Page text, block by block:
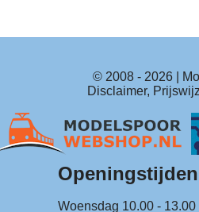
© 2008 - 2026|
Disclaimer,
Openingstijden
Woensdag 10.00 - 13.00